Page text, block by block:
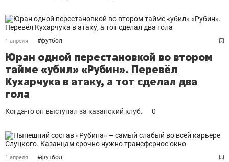
1 апреля #футбол
Юран одной перестановкой во втором
тайме «убил» «Рубин». Перевёл
Кухарчука в атаку, а тот сделал два
гола
Когда-то он выступал за казанский клуб. 0
1 апреля #футбол